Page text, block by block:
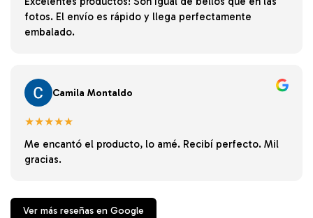
fotos. El envío es rápido y llega perfectamente
embalado.
Camila Montaldo
★★★★★
Me encantó el producto, lo amé. Recibí perfecto. Mil
gracias.
Ver más reseñas en Google